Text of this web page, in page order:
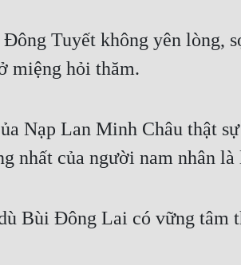
Đông Tuyết không yên
miệng hỏi thăm.
Nạp Lan Minh Châu thật
nhất của người nam nhân
Bùi Đông Lai có vững tâm